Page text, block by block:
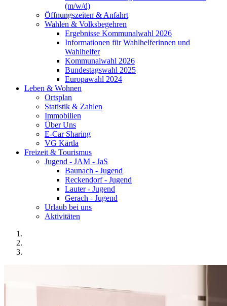
(m/w/d)
Öffnungszeiten & Anfahrt
Wahlen & Volksbegehren
Ergebnisse Kommunalwahl 2026
Informationen für Wahlhelferinnen und
Wahlhelfer
Kommunalwahl 2026
Bundestagswahl 2025
Europawahl 2024
Leben & Wohnen
Ortsplan
Statistik & Zahlen
Immobilien
Über Uns
E-Car Sharing
VG Kärtla
Freizeit & Tourismus
Jugend - JAM - JaS
Baunach - Jugend
Reckendorf - Jugend
Lauter - Jugend
Gerach - Jugend
Urlaub bei uns
Aktivitäten